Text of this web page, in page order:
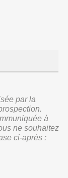
par la
à
ne souhaitez
ci-après :